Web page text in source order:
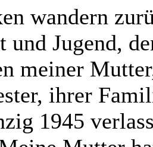
wandern
und Jugend,
meiner
ihrer
1945